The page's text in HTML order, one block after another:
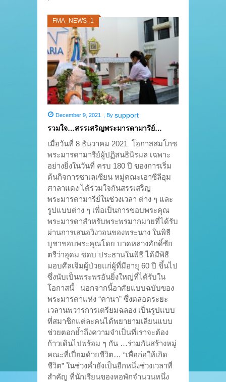
FMA_NEWS_1
December 9, 2021 By support
รวมใจ…สรรเสริญพระมารดามารีย์…
เมื่อวันที่ 8 ธันวาคม 2021 โอกาสสมโภช
พระมารดามารีย์ผู้ปฏิสนธินิรมล เฉพาะ
อย่างยิ่งในวันที่ ครบ 180 ปี ของการเริ่ม
ต้นกิจการซาเลเซียน หมู่คณะเอาซีลีอุม
ศาลาแดง ได้ร่วมใจกันสรรเสริญ
พระมารดามารีย์ในช่วงเวลา ต่าง ๆ และ
รูปแบบต่าง ๆ เพื่อเป็นการขอบพระคุณ
พระมารดาสำหรับพระพรมากมายที่ได้รับ
ผ่านการเสนอวิงวอนของพระนาง ในพิธี
บูชาขอบพระคุณโดย บาดหลวงศักดิ์ชัย
ตรีว่าอุดม ซดบ ประธานในพิธี ได้มีพิธี
มอบศีลเจิมผู้ป่วยแก่ผู้ที่มีอายุ 60 ปี ขึ้นไป
ซึ่งนับเป็นพระพรอันยิ่งใหญ่ที่ได้รับใน
โอกาสนี้ นอกจากนี้อาศัยแบบฉบับของ
พระมารดาแห่ง “คานา” ซึ่งตลอดระยะ
เวลานพวารการเตรียมฉลอง เป็นรูปแบบ
ที่สมาชิกแต่ละคนได้พยายามเลียนแบบ
ช่วยตอกย้ำถึงความจำเป็นที่เราจะต้อง
ก้าวเดินไปพร้อม ๆ กัน …ร่วมกันสร้างหมู่
คณะที่เปี่ยมด้วยชีวิต… “เพื่อก่อให้เกิด
ชีวิต” ในช่วงค่ำยังเป็นอีกหนึ่งช่วงเวลาที่
สำคัญ ที่นักเรียนของหอพักจำนวนหนึ่ง